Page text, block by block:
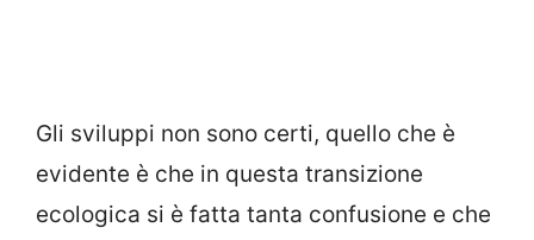
Gli sviluppi non sono certi, quello che è
evidente è che in questa transizione
ecologica si è fatta tanta confusione e che